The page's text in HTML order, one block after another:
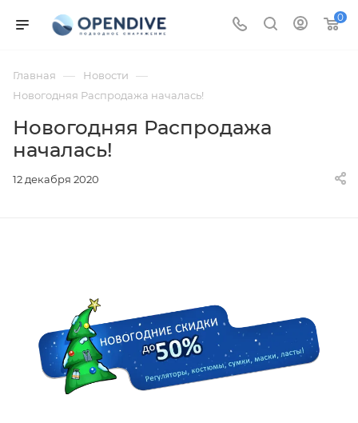
0
Главная — Новости —
Новогодняя Распродажа началась!
Новогодняя Распродажа
началась!
12 декабря 2020